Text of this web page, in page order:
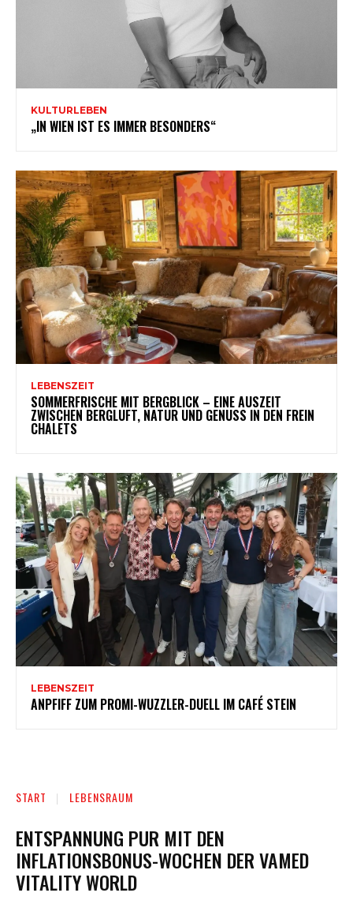
KULTURLEBEN
„IN WIEN IST ES IMMER BESONDERS“
LEBENSZEIT
SOMMERFRISCHE MIT BERGBLICK – EINE AUSZEIT
ZWISCHEN BERGLUFT, NATUR UND GENUSS IN DEN FREIN
CHALETS
LEBENSZEIT
ANPFIFF ZUM PROMI-WUZZLER-DUELL IM CAFÉ STEIN